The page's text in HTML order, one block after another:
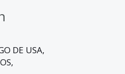
DE USA,
,